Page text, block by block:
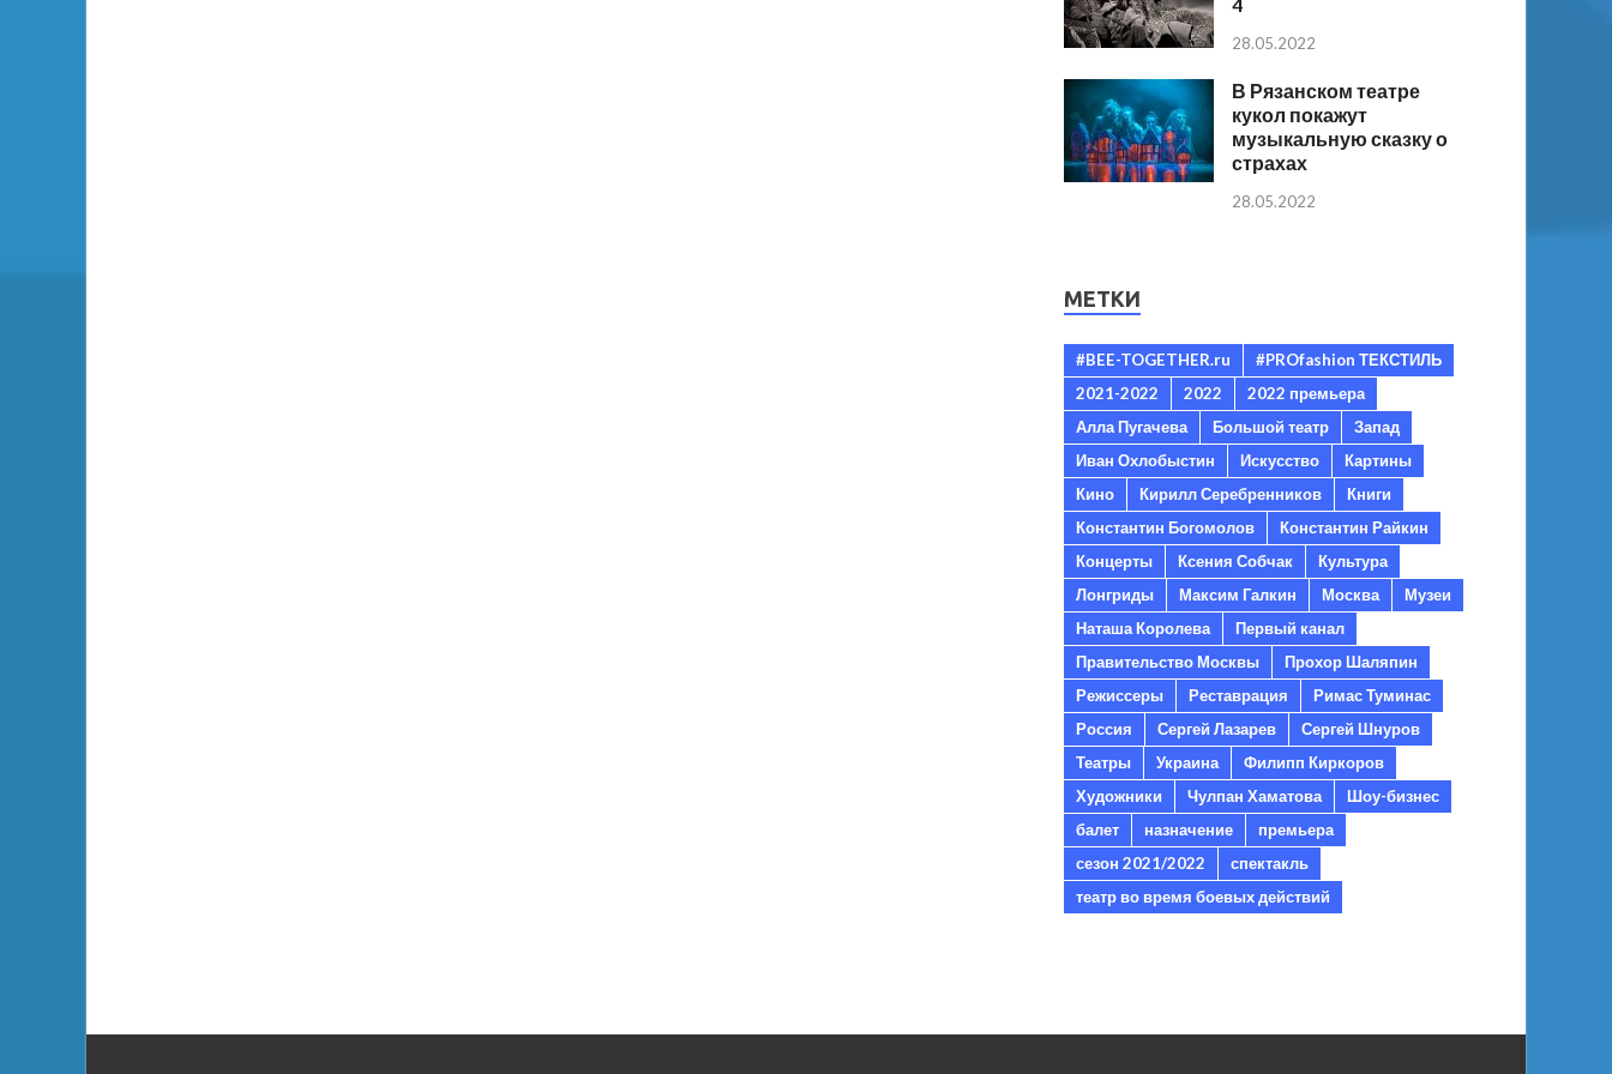
28.05.2022
В Рязанском театре
кукол покажут
музыкальную сказку о
страхах
28.05.2022
МЕТКИ
#BEE-TOGETHER.ru
#PROfashion ТЕКСТИЛЬ
2021-2022
2022
2022 премьера
Алла Пугачева
Большой театр
Запад
Иван Охлобыстин
Искусство
Картины
Кино
Кирилл Серебренников
Книги
Константин Богомолов
Константин Райкин
Концерты
Ксения Собчак
Культура
Лонгриды
Максим Галкин Москва
Музеи
Наташа Королева
Первый канал
Правительство Москвы
Прохор Шаляпин
Режиссеры
Реставрация
Римас Туминас
Россия
Сергей Лазарев
Сергей Шнуров
Театры
Украина
Филипп Киркоров
Художники
Чулпан Хаматова
Шоу-бизнес
балет
назначение
премьера
сезон 2021/2022
спектакль
театр во время боевых действий